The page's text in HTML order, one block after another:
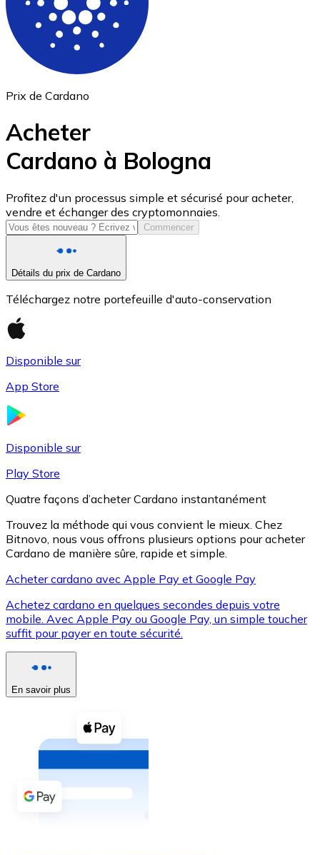
ETH
USD Coin
USDC
XRP
XRP
Voir toutes
Coupons crypto
Achetez des cryptomonnaies en espèces et d'autres
Acheter avec espèces
Virement SEPA
Prix de Cardano
Acheter
Cardano à Bologna
Profitez d'un processus simple et sécurisé pour acheter,
vendre et échanger des cryptomonnaies.
Commencer
Détails du prix de Cardano
Téléchargez notre portefeuille d'auto-conservation
Disponible sur
App Store
Disponible sur
Play Store
Quatre façons d’acheter Cardano instantanément
Trouvez la méthode qui vous convient le mieux. Chez
Bitnovo, nous vous offrons plusieurs options pour acheter
Cardano de manière sûre, rapide et simple.
Acheter cardano avec Apple Pay et Google Pay
Achetez cardano en quelques secondes depuis votre
mobile. Avec Apple Pay ou Google Pay, un simple toucher
suffit pour payer en toute sécurité.
En savoir plus